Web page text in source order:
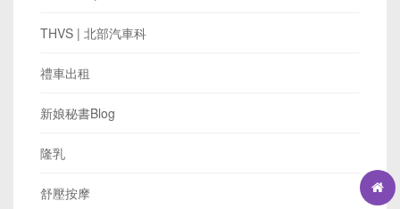
THVS | 北部汽車科
禮車出租
新娘秘書Blog
隆乳
舒壓按摩